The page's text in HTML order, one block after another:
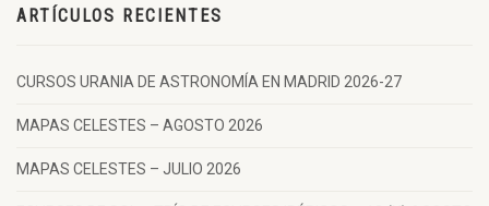
ARTÍCULOS RECIENTES
CURSOS URANIA DE ASTRONOMÍA EN MADRID 2026-27
MAPAS CELESTES – AGOSTO 2026
MAPAS CELESTES – JULIO 2026